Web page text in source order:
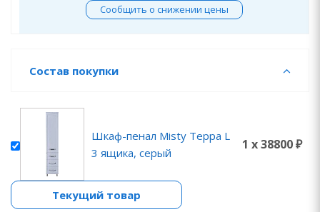
Сообщить о снижении цены
Состав покупки
Шкаф-пенал Misty Терра L
3 ящика, серый
1 x 38800 ₽
Текущий товар